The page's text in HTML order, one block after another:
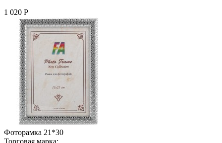
1 020 Р
Фоторамка 21*30
Торговая марка: